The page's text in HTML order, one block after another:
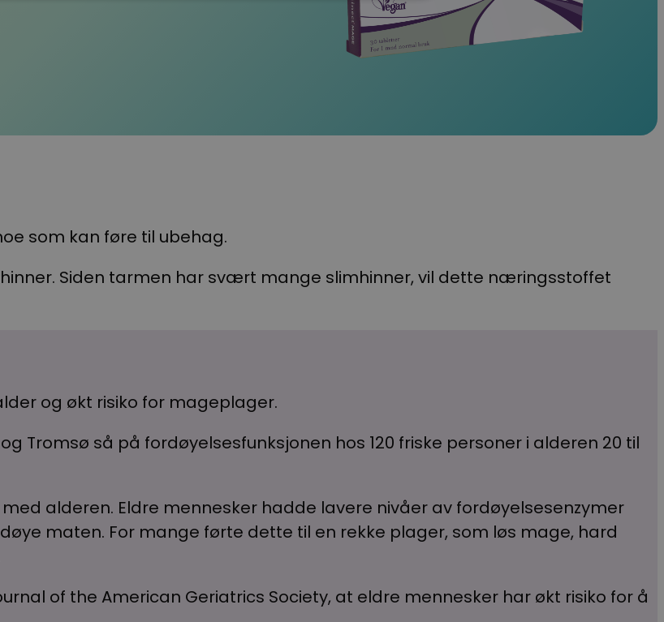
som kan føre til ubehag.
Siden tarmen har svært mange slimhinner, vil dette næringsstoffet
og økt risiko for mageplager.
Tromsø så på fordøyelsesfunksjonen hos 120 friske personer i alderen 20 til
alderen. Eldre mennesker hadde lavere nivåer av fordøyelsesenzymer
maten. For mange førte dette til en rekke plager, som løs mage, hard
of the American Geriatrics Society, at eldre mennesker har økt risiko for å